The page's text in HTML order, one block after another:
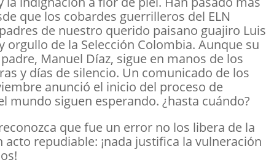
que los cobardes guerrilleros del ELN
de nuestro querido paisano guajiro Luis
orgullo de la Selección Colombia. Aunque su
Manuel Díaz, sigue en manos de los
y días de silencio. Un comunicado de los
anunció el inicio del proceso de
mundo siguen esperando. ¿hasta cuándo?
que fue un error no los libera de la
repudiable: ¡nada justifica la vulneración